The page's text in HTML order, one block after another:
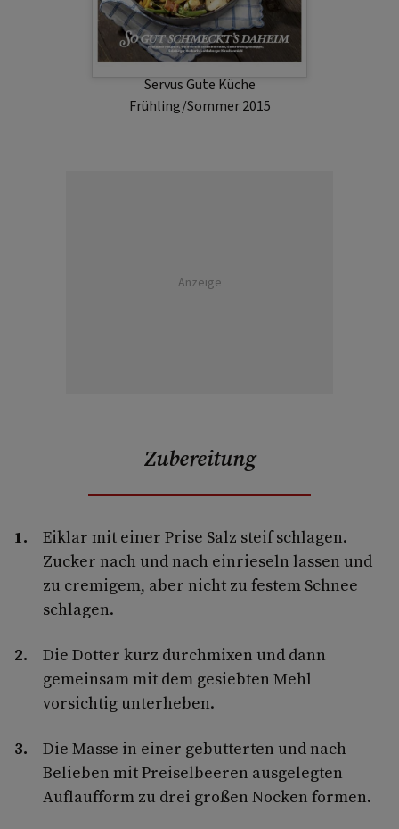
Servus Gute Küche
Frühling/Sommer 2015
Anzeige
Zubereitung
Eiklar mit einer Prise Salz steif schlagen.
Zucker nach und nach einrieseln lassen und
zu cremigem, aber nicht zu festem Schnee
schlagen.
Die Dotter kurz durchmixen und dann
gemeinsam mit dem gesiebten Mehl
vorsichtig unterheben.
Die Masse in einer gebutterten und nach
Belieben mit Preiselbeeren ausgelegten
Auflaufform zu drei großen Nocken formen.